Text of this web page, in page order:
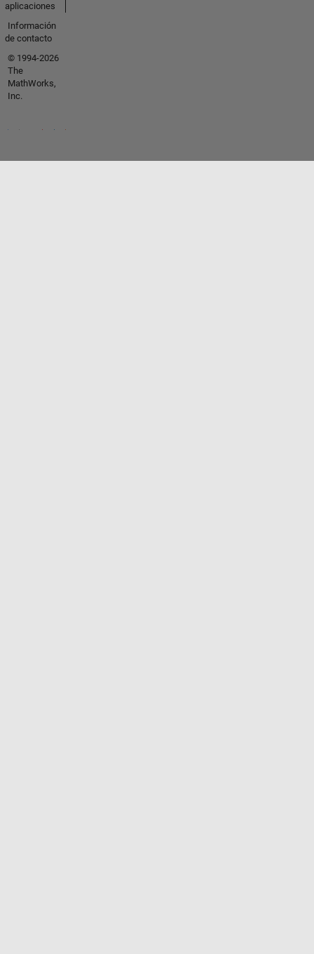
aplicaciones
Información
de contacto
© 1994-2026
The
MathWorks,
Inc.